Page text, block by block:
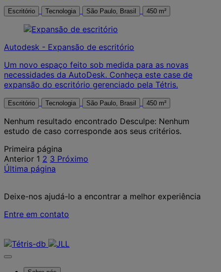
Escritório Tecnologia São Paulo, Brasil 450 m²
Autodesk - Expansão de escritório
Um novo espaço feito sob medida para as novas
necessidades da AutoDesk. Conheça este case de
expansão do escritório gerenciado pela Tétris.
Escritório Tecnologia São Paulo, Brasil 450 m²
Nenhum resultado encontrado Desculpe: Nenhum
estudo de caso corresponde aos seus critérios.
Posts
pagination
Primeira página
Anterior 1 2 3 Próximo
Última página
Deixe-nos ajudá-lo a encontrar a melhor experiência
Entre em contato